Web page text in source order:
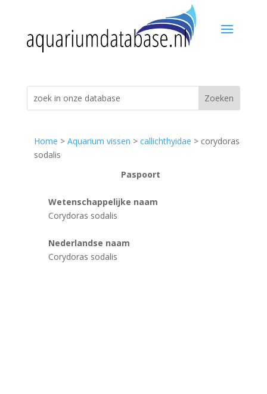
Home > Aquarium vissen > callichthyidae > corydoras
sodalis
Paspoort
Wetenschappelijke naam
Corydoras sodalis
Nederlandse naam
Corydoras sodalis